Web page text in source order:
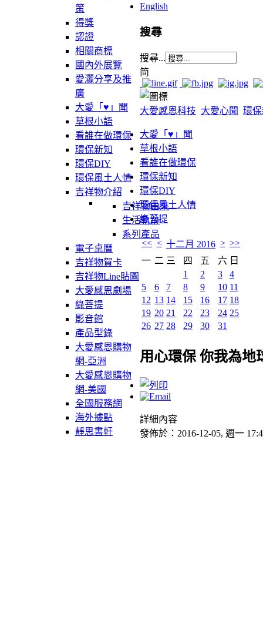
策
得獎
認證
相關商標
國內外展覽
愛灑分享及推
廣
大愛「♥」聞
草根小語
看誰在做環保
環保新知
環保DIY
環保風土人情
吉祥物介紹
吉祥物由來
生活軌跡
系列產品
電子桌曆
吉祥物賀卡
吉祥物Line貼圖
大愛感恩劇場
綠菩提
影音館
產品型錄
大愛感恩購物
網-亞洲
大愛感恩購物
網-美國
全國服務網
海外據點
靜思書軒
English
搜尋
搜尋...
简
大愛感恩科技 大愛心聞 環
大愛「♥」聞
草根小語
看誰在做環保
環保新知
環保DIY
環保風土人情
綠菩提
<< < 十二月 2016 > >>
一 二 三 四 五 六 日
1
2 3
4
5
6 7 8 9 10 11
12 13 14 15 16 17 18
19 20 21 22 23 24 25
26 27 28 29 30 31
用心環保 你我為地
詳細內容
發佈於：2016-12-05, 週一